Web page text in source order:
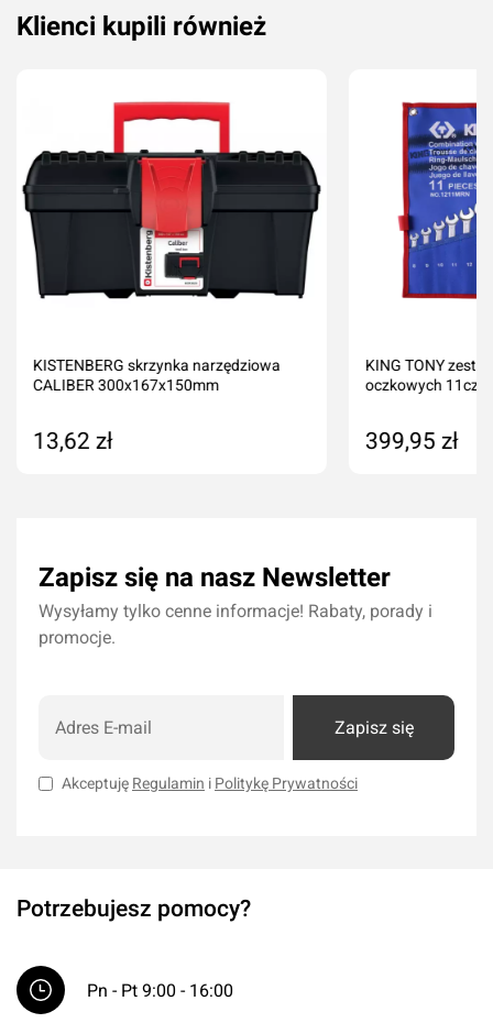
Klienci kupili również
KISTENBERG skrzynka narzędziowa
CALIBER 300x167x150mm
13,62 zł
KING TONY
oczkowych 11cz.
399,95 zł
Zapisz się na nasz Newsletter
Wysyłamy tylko cenne informacje! Rabaty, porady i
promocje.
Zapisz się
Akceptuję Regulamin i Politykę Prywatności
Potrzebujesz pomocy?
Pn - Pt 9:00 - 16:00